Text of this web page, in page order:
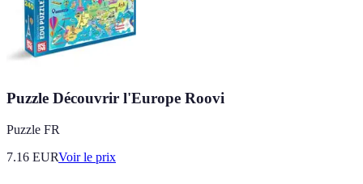
Puzzle Découvrir l'Europe Roovi
Puzzle FR
7.16 EURVoir le prix